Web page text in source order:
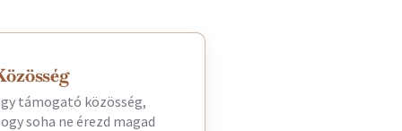
támogató közösség,
soha ne érezd magad